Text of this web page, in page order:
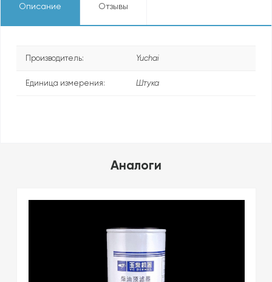
Описание Отзывы
Производитель: Yuchai
Единица измерения: Штука
Аналоги